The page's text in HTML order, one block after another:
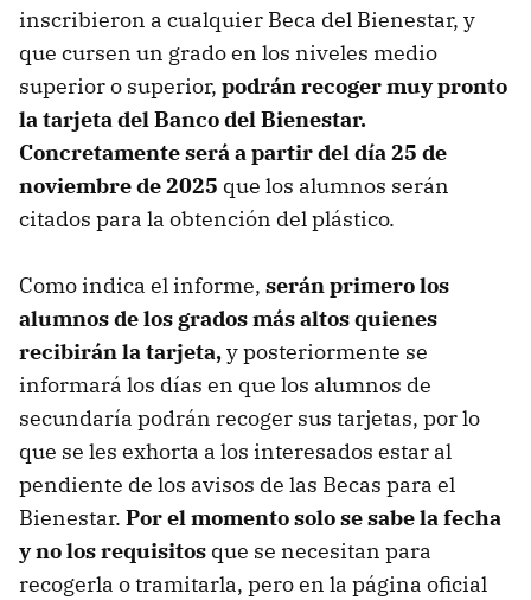
inscribieron a cualquier Beca del Bienestar, y
que cursen un grado en los niveles medio
superior o superior, podrán recoger muy pronto
la tarjeta del Banco del Bienestar.
Concretamente será a partir del día 25 de
noviembre de 2025 que los alumnos serán
citados para la obtención del plástico.
Como indica el informe, serán primero los
alumnos de los grados más altos quienes
recibirán la tarjeta,y posteriormente se
informará los días en que los alumnos de
secundaría podrán recoger sus tarjetas, por lo
que se les exhorta a los interesados estar al
pendiente de los avisos de las Becas para el
Bienestar. Por el momento solo se sabe la fecha
y no los requisitos que se necesitan para
recogerla o tramitarla, pero en la página oficial